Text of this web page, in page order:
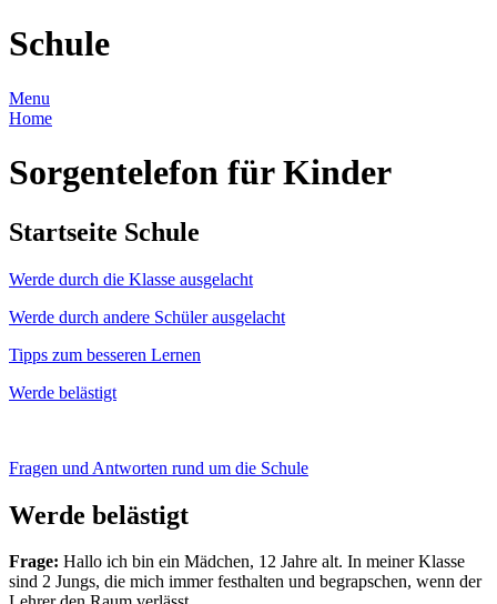
Schule
Menu
Home
Sorgentelefon für Kinder
Startseite Schule
Werde durch die Klasse ausgelacht
Werde durch andere Schüler ausgelacht
Tipps zum besseren Lernen
Werde belästigt
Fragen und Antworten rund um die Schule
Werde belästigt
Frage: Hallo ich bin ein Mädchen, 12 Jahre alt. In meiner Klasse
sind 2 Jungs, die mich immer festhalten und begrapschen, wenn der